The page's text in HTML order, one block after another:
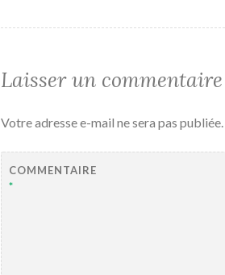
Laisser un commentaire
Votre adresse e-mail ne sera pas publiée.
COMMENTAIRE
*